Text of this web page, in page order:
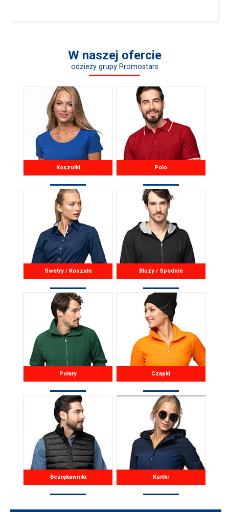
W naszej ofercie
odzieży grupy Promostars
Koszulki Polo
Swetry / Koszule Bluzy / Spodnie
Polary Czapki
Bezrękawniki Kurtki